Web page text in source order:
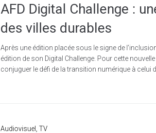
AFD Digital Challenge :
des villes durables
Après une édition placée sous le signe de
édition de son Digital Challenge. Pour cette
conjuguer le défi de la transition numérique à celui
Audiovisuel TV